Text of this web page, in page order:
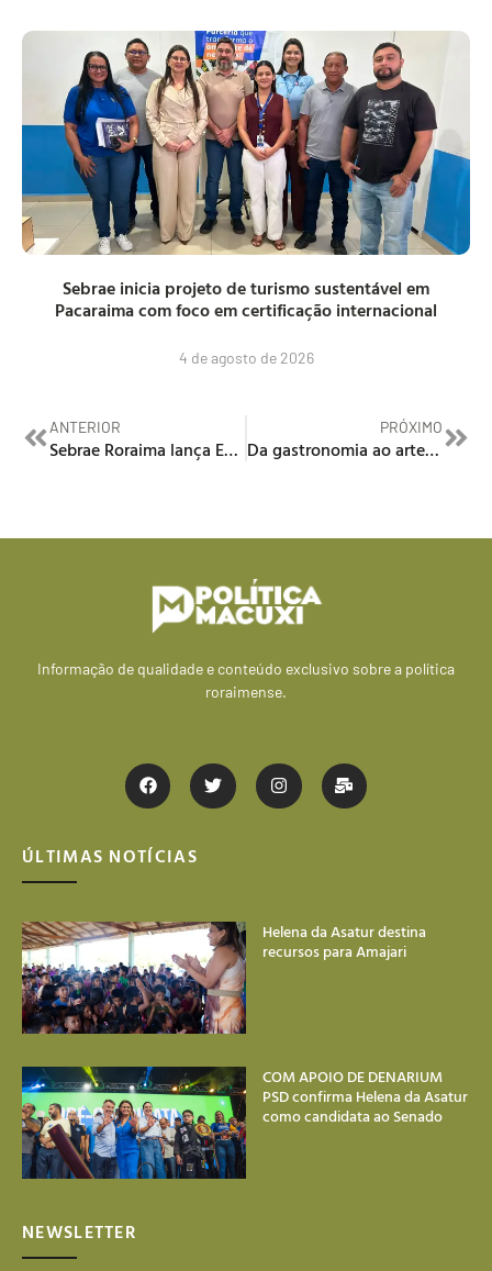
Sebrae inicia projeto de turismo sustentável em
Pacaraima com foco em certificação internacional
4 de agosto de 2026
ANTERIOR
Sebrae Roraima lança Estação Sebrae: atendimento itinerante para empreendedores
PRÓXIMO
Da gastronomia ao artesanato, Carnaval de Boa Vista 2025 impulsiona economia criativa
Informação de qualidade e conteúdo exclusivo sobre a política
roraimense.
ÚLTIMAS NOTÍCIAS
Helena da Asatur destina
recursos para Amajari
COM APOIO DE DENARIUM
PSD confirma Helena da Asatur
como candidata ao Senado
NEWSLETTER